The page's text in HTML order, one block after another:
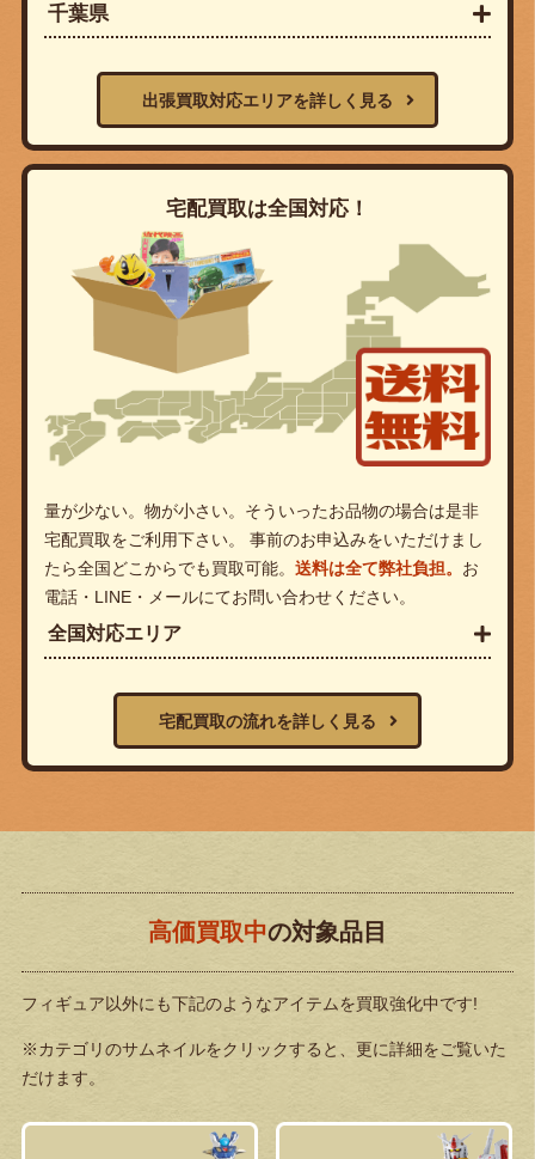
千葉県
出張買取対応エリアを詳しく見る
宅配買取は全国対応！
量が少ない。物が小さい。そういったお品物の場合は是非
宅配買取をご利用下さい。 事前のお申込みをいただけまし
たら全国どこからでも買取可能。 送料は全て弊社負担。 お
電話・LINE・メールにてお問い合わせください。
全国対応エリア
宅配買取の流れを詳しく見る
高価買取中の対象品目
フィギュア以外にも下記のようなアイテムを買取強化中です!
※カテゴリのサムネイルをクリックすると、更に詳細をご覧いた
だけます。